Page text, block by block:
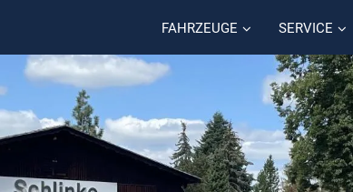
FAHRZEUGE SERVICE